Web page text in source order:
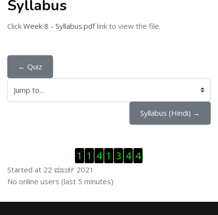
Syllabus
Click Week 8 - Syllabus.pdflink to view the file.
← Quiz
Jump to...
Syllabus (Hindi) →
ಬದಲಿಸು Visitor Counter
1 1 4 1 3 4 4
Started at 22 ಮಾರ್ಚ 2021
ಬದಲಿಸು ನೇರಜಾಲದಲ್ಲಿರುವ ಬಳಕೆದಾರರು
No online users (last 5 minutes)